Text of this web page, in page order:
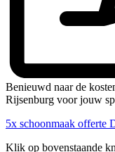
Benieuwd naar de
Rijsenburg voor jouw
5x schoonmaak offerte
Klik op bovenstaande